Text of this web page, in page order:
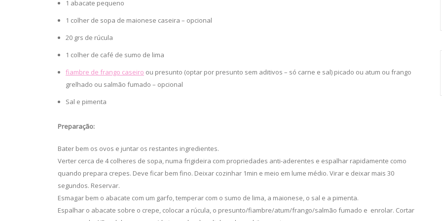
1 abacate pequeno
1 colher de sopa de maionese caseira – opcional
20 grs de rúcula
1 colher de café de sumo de lima
fiambre de frango caseiro ou presunto (optar por presunto sem aditivos – só carne e sal) picado ou atum ou frango
grelhado ou salmão fumado – opcional
Sal e pimenta
Preparação:
Bater bem os ovos e juntar os restantes ingredientes.
Verter cerca de 4 colheres de sopa, numa frigideira com propriedades anti-aderentes e espalhar rapidamente como
quando prepara crepes. Deve ficar bem fino. Deixar cozinhar 1min e meio em lume médio. Virar e deixar mais 30
segundos. Reservar.
Esmagar bem o abacate com um garfo, temperar com o sumo de lima, a maionese, o sal e a pimenta.
Espalhar o abacate sobre o crepe, colocar a rúcula, o presunto/fiambre/atum/frango/salmão fumado e enrolar. Cortar